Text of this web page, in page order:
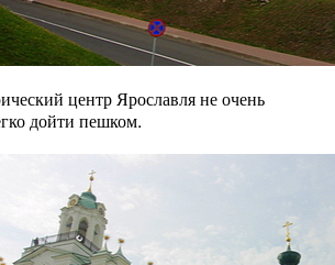
центр Ярославля не очень
дойти пешком.